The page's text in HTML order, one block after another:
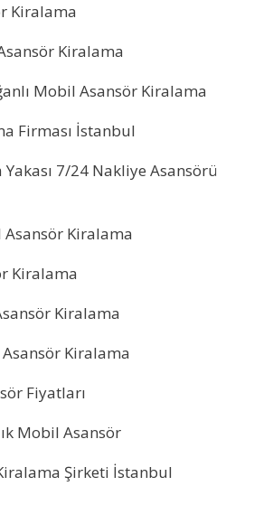
Kiralama
Kiralama
Mobil Asansör Kiralama
Firması İstanbul
7/24 Nakliye Asansörü
Kiralama
Kiralama
Kiralama
Kiralama
Fiyatları
Mobil Asansör
Şirketi İstanbul